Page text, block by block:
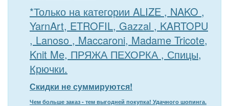
*Только на категории ALIZE , NAKO ,
YarnArt, ETROFIL, Gazzal , KARTOPU
, Lanoso , Maccaroni, Madame Tricote,
Knit Me, ПРЯЖА ПЕХОРКА , Спицы,
Крючки.
Скидки не суммируются!
Чем больше заказ - тем выгодней покупка! Удачного шопинга.